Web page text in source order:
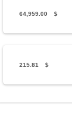
$
64,959.00
$
215.81